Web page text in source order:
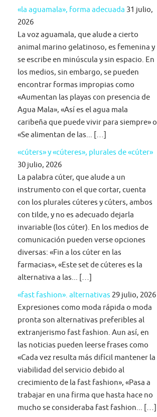
«la aguamala», forma adecuada 31 julio,
2026
La voz aguamala, que alude a cierto
animal marino gelatinoso, es femenina y
se escribe en minúscula y sin espacio. En
los medios, sin embargo, se pueden
encontrar formas impropias como
«Aumentan las playas con presencia de
Agua Mala», «Así es el agua mala
caribeña que puede vivir para siempre» o
«Se alimentan de las... […]
«cúters» y «cúteres», plurales de «cúter»
30 julio, 2026
La palabra cúter, que alude a un
instrumento con el que cortar, cuenta
con los plurales cúteres y cúters, ambos
con tilde, y no es adecuado dejarla
invariable (los cúter). En los medios de
comunicación pueden verse opciones
diversas: «Fin a los cúter en las
farmacias», «Este set de cúteres es la
alternativa a las... […]
«fast fashion». alternativas 29 julio, 2026
Expresiones como moda rápida o moda
pronta son alternativas preferibles al
extranjerismo fast fashion. Aun así, en
las noticias pueden leerse frases como
«Cada vez resulta más difícil mantener la
viabilidad del servicio debido al
crecimiento de la fast fashion», «Pasa a
trabajar en una firma que hasta hace no
mucho se consideraba fast fashion... […]